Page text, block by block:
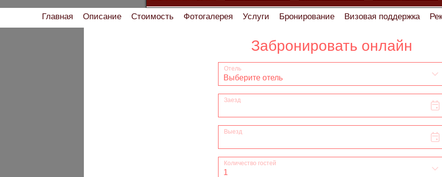
Главная Описание Стоимость Фотогалерея Услуги Бронирование Визовая поддержка
Найдете хостел или мини-отель дешевле - сделаем скидку!
Статьи Регистрация Правила
Характеристики мини-отеля, хостелов и гостевых домов
Правила проживания в хостеле на Некрасова дом 60 (Греческий
Правила проживания в мини-отеле и хостеле на 1-ой Советской
Правила проживания, заезда/выезда в квартире ( гостевом доме) на
Правила проживания в гостевом доме на Лиговском
Правила проживания в мини-отеле на 5-ой Советской дом 3 ( Греческий
Правила проживания заезда /выезда в квартире на 7-ой Советской улице
Правила